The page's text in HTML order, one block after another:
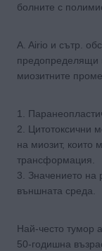
болните с
A. Airio и сътр.
предопределящи
миозитните
1.
2. Цитотоксични
на миозит, които
трансформация.
3. Значението на
външната среда.
Най-често тумор
50-годишна